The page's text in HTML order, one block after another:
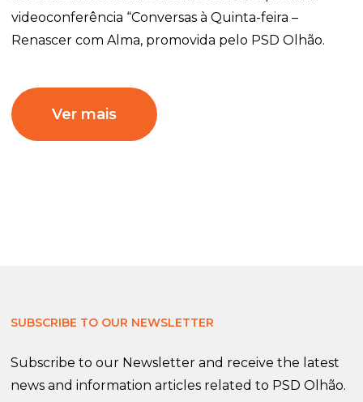
videoconferência “Conversas à Quinta-feira –
Renascer com Alma, promovida pelo PSD Olhão.
Ver mais
SUBSCRIBE TO OUR NEWSLETTER
Subscribe to our Newsletter and receive the latest
news and information articles related to PSD Olhão.